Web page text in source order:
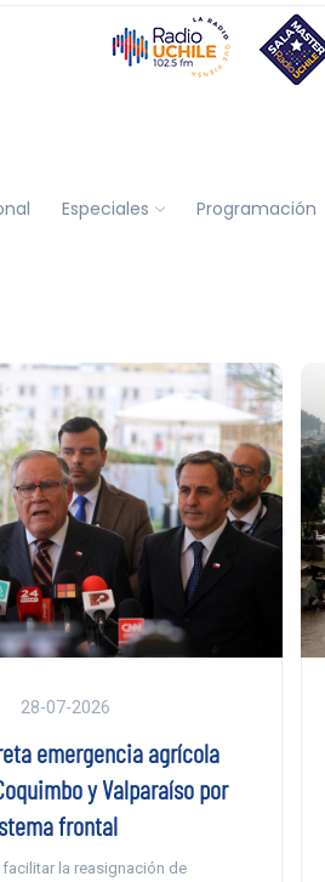
Especiales Programación
28-07-2026
emergencia agrícola
y Valparaíso por
frontal
la reasignación de